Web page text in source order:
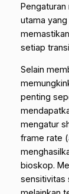
Pengaturan
utama
setiap
Selain
penting
mengatur
frame rate
bioskop.
sensitivitas